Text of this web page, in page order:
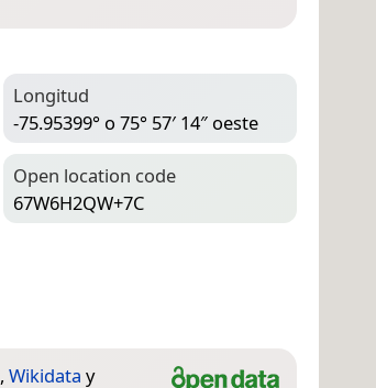
Longitud
-75.95399° o 75° 57′ 14″ oeste
Open location code
67W6H2QW+7C
, Wikidata y